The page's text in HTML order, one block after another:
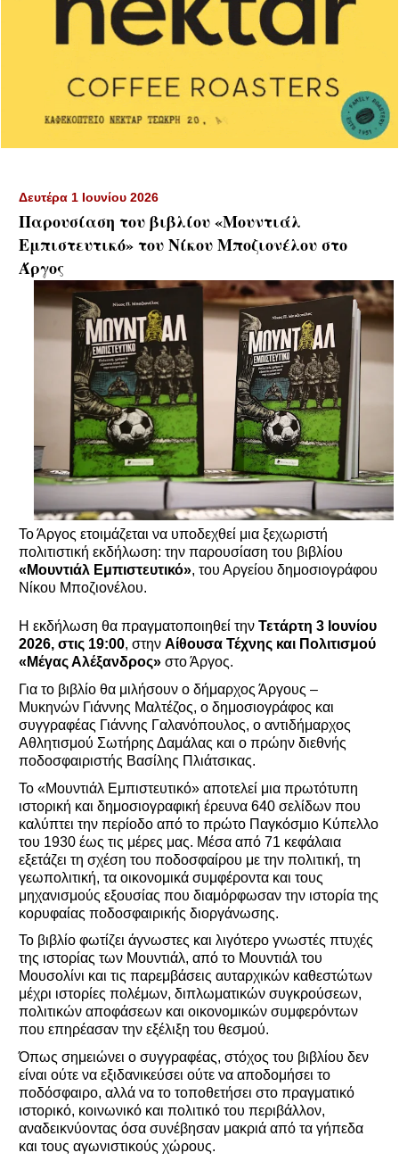
Δευτέρα 1 Ιουνίου 2026
Παρουσίαση του βιβλίου «Μουντιάλ
Εμπιστευτικό» του Νίκου Μποζιονέλου στο
Άργος
Το Άργος ετοιμάζεται να υποδεχθεί μια ξεχωριστή
πολιτιστική εκδήλωση: την παρουσίαση του βιβλίου
«Μουντιάλ Εμπιστευτικό», του Αργείου δημοσιογράφου
Νίκου Μποζιονέλου.
Η εκδήλωση θα πραγματοποιηθεί την Τετάρτη 3 Ιουνίου
2026, στις 19:00, στην Αίθουσα Τέχνης και Πολιτισμού
«Μέγας Αλέξανδρος» στο Άργος.
Για το βιβλίο θα μιλήσουν ο δήμαρχος Άργους –
Μυκηνών Γιάννης Μαλτέζος, ο δημοσιογράφος και
συγγραφέας Γιάννης Γαλανόπουλος, ο αντιδήμαρχος
Αθλητισμού Σωτήρης Δαμάλας και ο πρώην διεθνής
ποδοσφαιριστής Βασίλης Πλιάτσικας.
Το «Μουντιάλ Εμπιστευτικό» αποτελεί μια πρωτότυπη
ιστορική και δημοσιογραφική έρευνα 640 σελίδων που
καλύπτει την περίοδο από το πρώτο Παγκόσμιο Κύπελλο
του 1930 έως τις μέρες μας. Μέσα από 71 κεφάλαια
εξετάζει τη σχέση του ποδοσφαίρου με την πολιτική, τη
γεωπολιτική, τα οικονομικά συμφέροντα και τους
μηχανισμούς εξουσίας που διαμόρφωσαν την ιστορία της
κορυφαίας ποδοσφαιρικής διοργάνωσης.
Το βιβλίο φωτίζει άγνωστες και λιγότερο γνωστές πτυχές
της ιστορίας των Μουντιάλ, από το Μουντιάλ του
Μουσολίνι και τις παρεμβάσεις αυταρχικών καθεστώτων
μέχρι ιστορίες πολέμων, διπλωματικών συγκρούσεων,
πολιτικών αποφάσεων και οικονομικών συμφερόντων
που επηρέασαν την εξέλιξη του θεσμού.
Όπως σημειώνει ο συγγραφέας, στόχος του βιβλίου δεν
είναι ούτε να εξιδανικεύσει ούτε να αποδομήσει το
ποδόσφαιρο, αλλά να το τοποθετήσει στο πραγματικό
ιστορικό, κοινωνικό και πολιτικό του περιβάλλον,
αναδεικνύοντας όσα συνέβησαν μακριά από τα γήπεδα
και τους αγωνιστικούς χώρους.